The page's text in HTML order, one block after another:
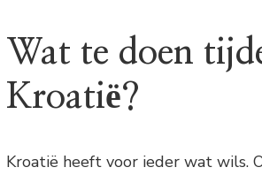
Wat te doen
Kroatië?
Kroatië heeft voor ieder wat wils.